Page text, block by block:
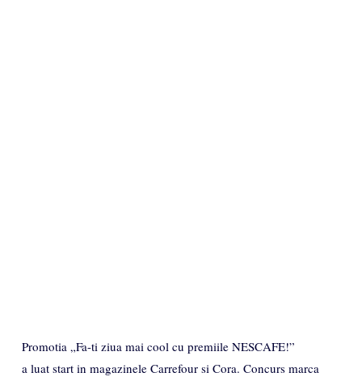
Promotia „Fa-ti ziua mai cool cu premiile NESCAFE!”
a luat start in magazinele Carrefour si Cora. Concurs marca